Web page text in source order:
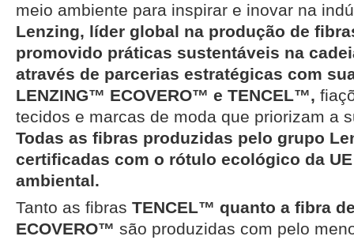
meio ambiente para inspirar e inovar na
Lenzing, líder global na produção de
promovido práticas sustentáveis na
através de parcerias estratégicas com
LENZING™ ECOVERO™ e TENCEL™,
tecidos e marcas de moda que priorizam a
Todas as fibras produzidas pelo grupo
certificadas com o rótulo ecológico da
ambiental.
Tanto as fibras TENCEL™ quanto a fibra
ECOVERO™ são produzidas com pelo